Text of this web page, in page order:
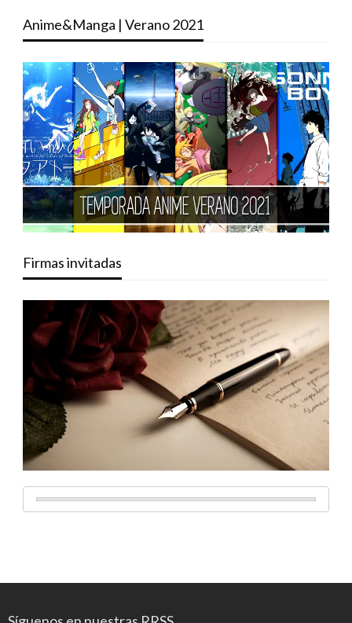
Anime&Manga | Verano 2021
Firmas invitadas